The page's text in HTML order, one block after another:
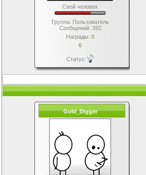
Свой человек
Группа: Пользователь
Сообщений:392
Награды:0
6
Статус:
Gold_Digger